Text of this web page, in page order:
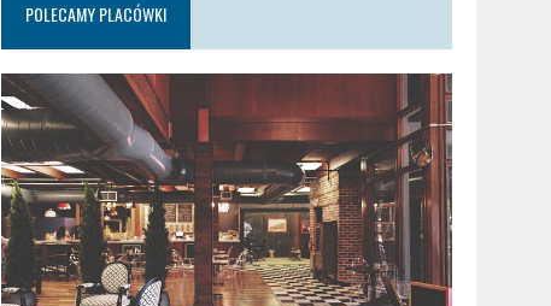
POLECAMY PLACÓWKI